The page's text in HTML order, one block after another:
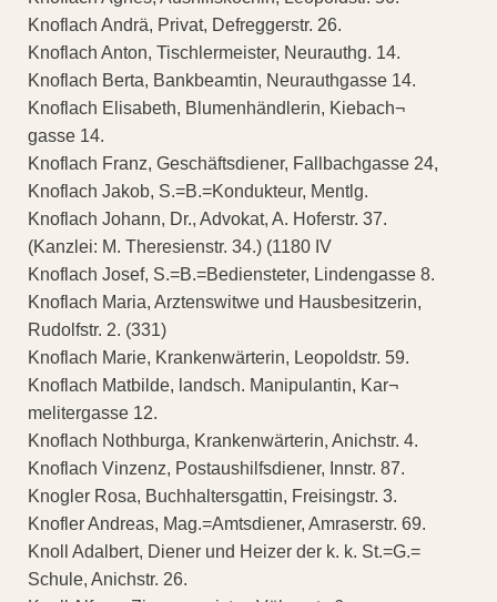
Knoflach Andrä, Privat, Defreggerstr. 26.
Knoflach Anton, Tischlermeister, Neurauthg. 14.
Knoflach Berta, Bankbeamtin, Neurauthgasse 14.
Knoflach Elisabeth, Blumenhändlerin, Kiebach¬
gasse 14.
Knoflach Franz, Geschäftsdiener, Fallbachgasse 24,
Knoflach Jakob, S.=B.=Kondukteur, Mentlg.
Knoflach Johann, Dr., Advokat, A. Hoferstr. 37.
(Kanzlei: M. Theresienstr. 34.) (1180 IV
Knoflach Josef, S.=B.=Bediensteter, Lindengasse 8.
Knoflach Maria, Arztenswitwe und Hausbesitzerin,
Rudolfstr. 2. (331)
Knoflach Marie, Krankenwärterin, Leopoldstr. 59.
Knoflach Matbilde, landsch. Manipulantin, Kar¬
melitergasse 12.
Knoflach Nothburga, Krankenwärterin, Anichstr. 4.
Knoflach Vinzenz, Postaushilfsdiener, Innstr. 87.
Knogler Rosa, Buchhaltersgattin, Freisingstr. 3.
Knofler Andreas, Mag.=Amtsdiener, Amraserstr. 69.
Knoll Adalbert, Diener und Heizer der k. k. St.=G.=
Schule, Anichstr. 26.